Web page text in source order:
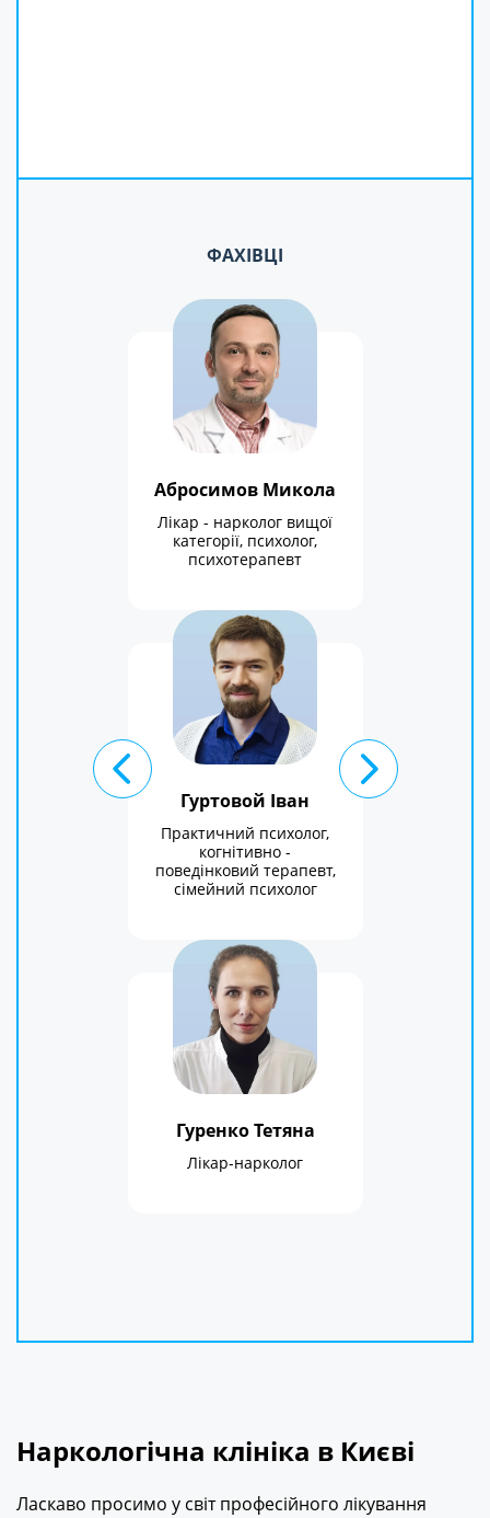
ФАХІВЦІ
Абросимов Микола
Лікар - нарколог вищої
категорії, психолог,
психотерапевт
Гуртовой Іван
Практичний психолог,
когнітивно -
поведінковий терапевт,
сімейний психолог
Гуренко Тетяна
Лікар-нарколог
Наркологічна клініка в Києві
Ласкаво просимо у світ професійного лікування